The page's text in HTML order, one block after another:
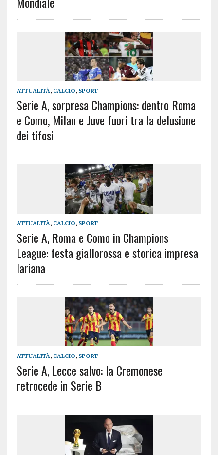
ATTUALITÀ, CALCIO, SPORT
Serie A, sorpresa Champions: dentro Roma
e Como, Milan e Juve fuori tra la delusione
dei tifosi
ATTUALITÀ, CALCIO, SPORT
Serie A, Roma e Como in Champions
League: festa giallorossa e storica impresa
lariana
ATTUALITÀ, CALCIO, SPORT
Serie A, Lecce salvo: la Cremonese
retrocede in Serie B